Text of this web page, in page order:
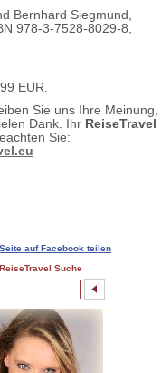
Bernhard Siegmund,
978-3-7528-8029-8,
EUR.
Sie uns Ihre Meinung,
Dank. Ihr ReiseTravel
Sie:
Seite auf Facebook teilen
ReiseTravel Suche